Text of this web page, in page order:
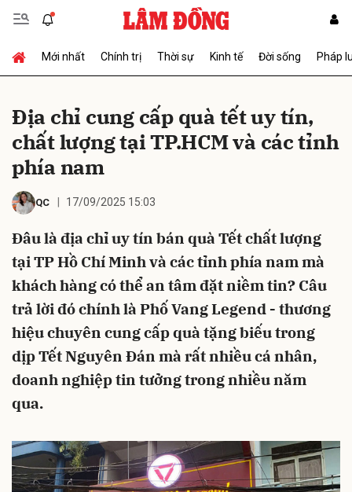
Mới nhất Chính trị Thời sự Kinh tế Đời sống Pháp
Địa chỉ cung cấp quà tết uy tín,
chất lượng tại TP.HCM và các tỉnh
phía nam
QC 17/09/2025 15:03
Đâu là địa chỉ uy tín bán quà Tết chất lượng
tại TP Hồ Chí Minh và các tỉnh phía nam mà
khách hàng có thể an tâm đặt niềm tin? Câu
trả lời đó chính là Phố Vang Legend - thương
hiệu chuyên cung cấp quà tặng biếu trong
dịp Tết Nguyên Đán mà rất nhiều cá nhân,
doanh nghiệp tin tưởng trong nhiều năm
qua.
Gửi bình luận
Hủy Gửi